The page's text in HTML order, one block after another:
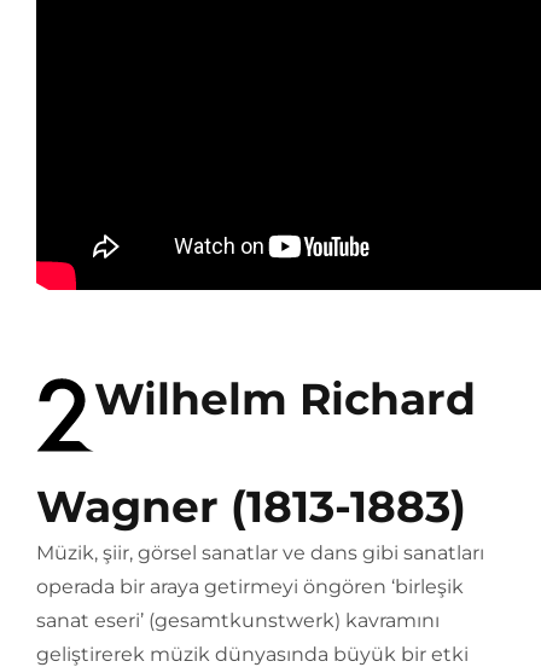
Wilhelm Richard
Wagner (1813-1883)
Müzik, şiir, görsel sanatlar ve dans gibi sanatları
operada bir araya getirmeyi öngören ‘birleşik
sanat eseri’ (gesamtkunstwerk) kavramını
geliştirerek müzik dünyasında büyük bir etki